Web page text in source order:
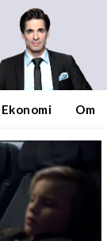
Ekonomi Om